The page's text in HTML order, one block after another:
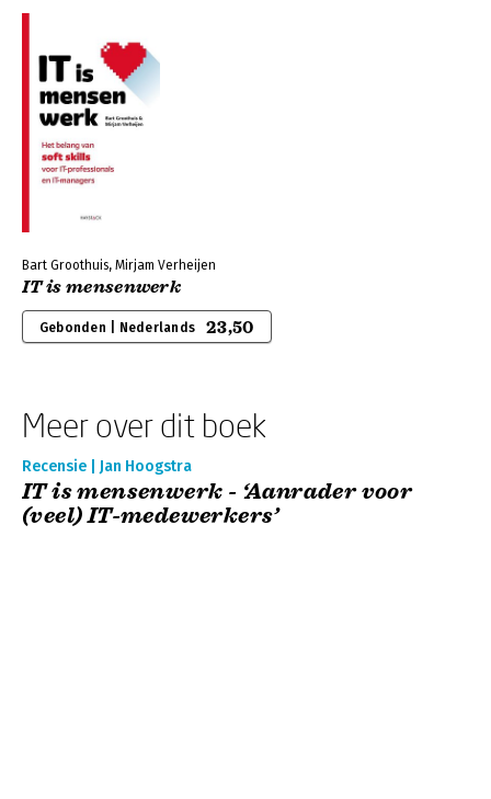
Bart Groothuis, Mirjam Verheijen
IT is mensenwerk
Gebonden | Nederlands 23,50
Meer over dit boek
Recensie | Jan Hoogstra
IT is mensenwerk - ‘Aanrader voor
(veel) IT-medewerkers’